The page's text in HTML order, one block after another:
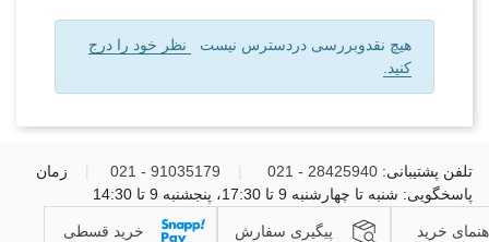
هیچ نقدوبررسی دردسترس نیست
نظر خود را درج
کنید.
تلفن پشتیبانی: 28425940 - 021
91035179 - 021
زمان
پاسخگویی: شنبه تا چهارشنبه 9 تا 17:30، پنجشنبه 9 تا 14:30
خرید پیگیری سفارش خرید قسطی